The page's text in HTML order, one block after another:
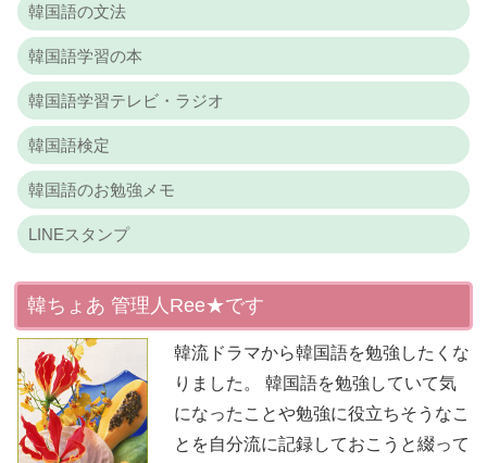
韓国語の文法
韓国語学習の本
韓国語学習テレビ・ラジオ
韓国語検定
韓国語のお勉強メモ
LINEスタンプ
韓ちょあ 管理人Ree★です
韓流ドラマから韓国語を勉強したくな
りました。 韓国語を勉強していて気
になったことや勉強に役立ちそうなこ
とを自分流に記録しておこうと綴って